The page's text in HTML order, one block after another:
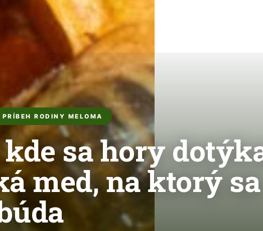
RODINY MELOMA
sa hory
med, na ktorý sa